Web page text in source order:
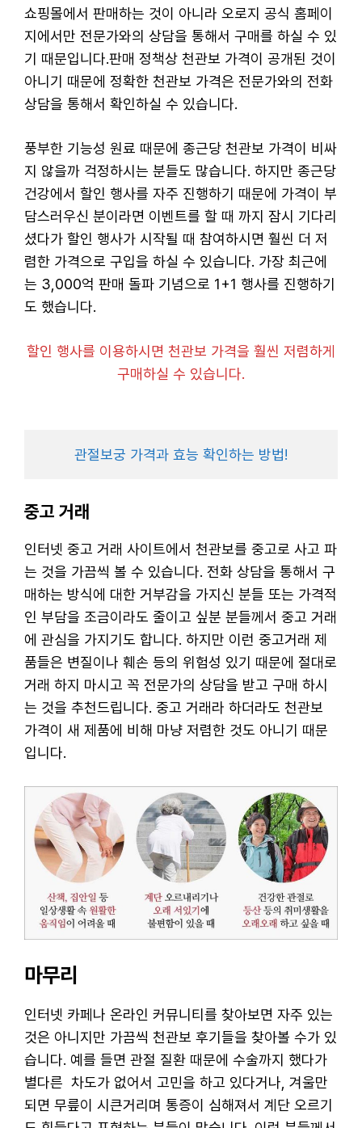
쇼핑몰에서 판매하는 것이 아니라 오로지 공식 홈페이
지에서만 전문가와의 상담을 통해서 구매를 하실 수 있
기 때문입니다.판매 정책상 천관보 가격이 공개된 것이
아니기 때문에 정확한 천관보 가격은 전문가와의 전화
상담을 통해서 확인하실 수 있습니다.
풍부한 기능성 원료 때문에 종근당 천관보 가격이 비싸
지 않을까 걱정하시는 분들도 많습니다. 하지만 종근당
건강에서 할인 행사를 자주 진행하기 때문에 가격이 부
담스러우신 분이라면 이벤트를 할 때 까지 잠시 기다리
셨다가 할인 행사가 시작될 때 참여하시면 훨씬 더 저
렴한 가격으로 구입을 하실 수 있습니다. 가장 최근에
는 3,000억 판매 돌파 기념으로 1+1 행사를 진행하기
도 했습니다.
할인 행사를 이용하시면 천관보 가격을 훨씬 저렴하게
구매하실 수 있습니다.
관절보궁 가격과 효능 확인하는 방법!
중고 거래
인터넷 중고 거래 사이트에서 천관보를 중고로 사고 파
는 것을 가끔씩 볼 수 있습니다. 전화 상담을 통해서 구
매하는 방식에 대한 거부감을 가지신 분들 또는 가격적
인 부담을 조금이라도 줄이고 싶분 분들께서 중고 거래
에 관심을 가지기도 합니다. 하지만 이런 중고거래 제
품들은 변질이나 훼손 등의 위험성 있기 때문에 절대로
거래 하지 마시고 꼭 전문가의 상담을 받고 구매 하시
는 것을 추천드립니다. 중고 거래라 하더라도 천관보
가격이 새 제품에 비해 마냥 저렴한 것도 아니기 때문
입니다.
마무리
인터넷 카페나 온라인 커뮤니티를 찾아보면 자주 있는
것은 아니지만 가끔씩 천관보 후기들을 찾아볼 수가 있
습니다. 예를 들면 관절 질환 때문에 수술까지 했다가
별다른 차도가 없어서 고민을 하고 있다거나, 겨울만
되면 무릎이 시큰거리며 통증이 심해져서 계단 오르기